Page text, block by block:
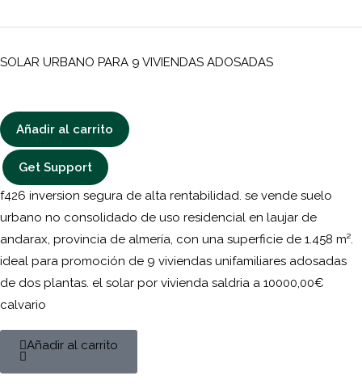
SOLAR URBANO PARA 9 VIVIENDAS ADOSADAS
Añadir al carrito
Get Support
f426 inversion segura de alta rentabilidad. se vende suelo
urbano no consolidado de uso residencial en laujar de
andarax, provincia de almería, con una superficie de 1.458 m².
ideal para promoción de 9 viviendas unifamiliares adosadas
de dos plantas. el solar por vivienda saldria a 10000,00€
calvario
Añadir al carrito